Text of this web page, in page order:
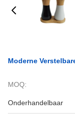
Moderne
MOQ:
Onderhandelbaar